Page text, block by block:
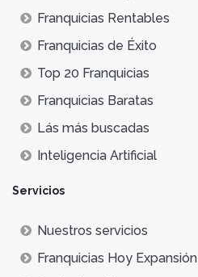
Franquicias Rentables
Franquicias de Éxito
Top 20 Franquicias
Franquicias Baratas
Lás más buscadas
Inteligencia Artificial
Servicios
Nuestros servicios
Franquicias Hoy Expansión